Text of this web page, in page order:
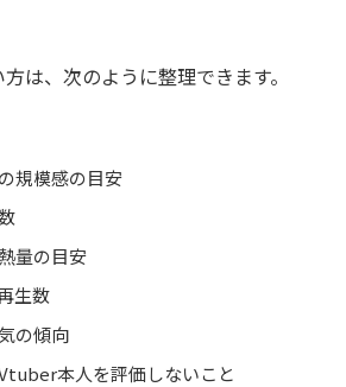
は、次のように整理できます。
規模感の目安
量の目安
生数
の傾向
本人を評価しないこと